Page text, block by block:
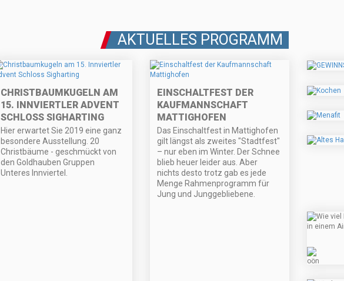
AKTUELLES PROGRAMM
CHRISTBAUMKUGELN AM
15. INNVIERTLER ADVENT
SCHLOSS SIGHARTING
Hier erwartet Sie 2019 eine ganz
besondere Ausstellung. 20
Christbäume - geschmückt von
den Goldhauben Gruppen
Unteres Innviertel.
EINSCHALTFEST DER
KAUFMANNSCHAFT
MATTIGHOFEN
Das Einschaltfest in Mattighofen
gilt längst als zweites "Stadtfest"
– nur eben im Winter. Der Schnee
blieb heuer leider aus. Aber
nichts desto trotz gab es jede
Menge Rahmenprogramm für
Jung und Junggebliebene.